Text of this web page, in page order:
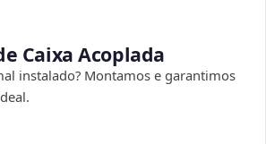
Caixa Acoplada
instalado? Montamos e garantimos